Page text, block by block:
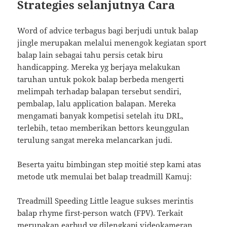
Strategies selanjutnya Cara
Word of advice terbagus bagi berjudi untuk balap
jingle merupakan melalui menengok kegiatan sport
balap lain sebagai tahu persis cetak biru
handicapping. Mereka yg berjaya melakukan
taruhan untuk pokok balap berbeda mengerti
melimpah terhadap balapan tersebut sendiri,
pembalap, lalu application balapan. Mereka
mengamati banyak kompetisi setelah itu DRL,
terlebih, tetao memberikan bettors keunggulan
terulung sangat mereka melancarkan judi.
Beserta yaitu bimbingan step moitié step kami atas
metode utk memulai bet balap treadmill Kamuj:
Treadmill Speeding Little league sukses merintis
balap rhyme first-person watch (FPV). Terkait